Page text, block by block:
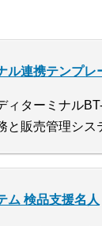
ル連携テンプレ
ィターミナル
と販売管理シス
ム 検品支援名人